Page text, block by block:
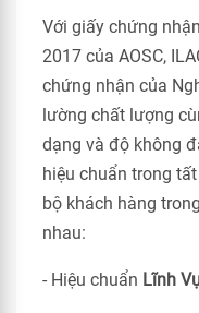
Với giấy chứng
2017 của AOSC,
chứng nhận của
lường chất lượng
dạng và độ không
hiệu chuẩn trong
bộ khách hàng
nhau:
- Hiệu chuẩn Lĩnh